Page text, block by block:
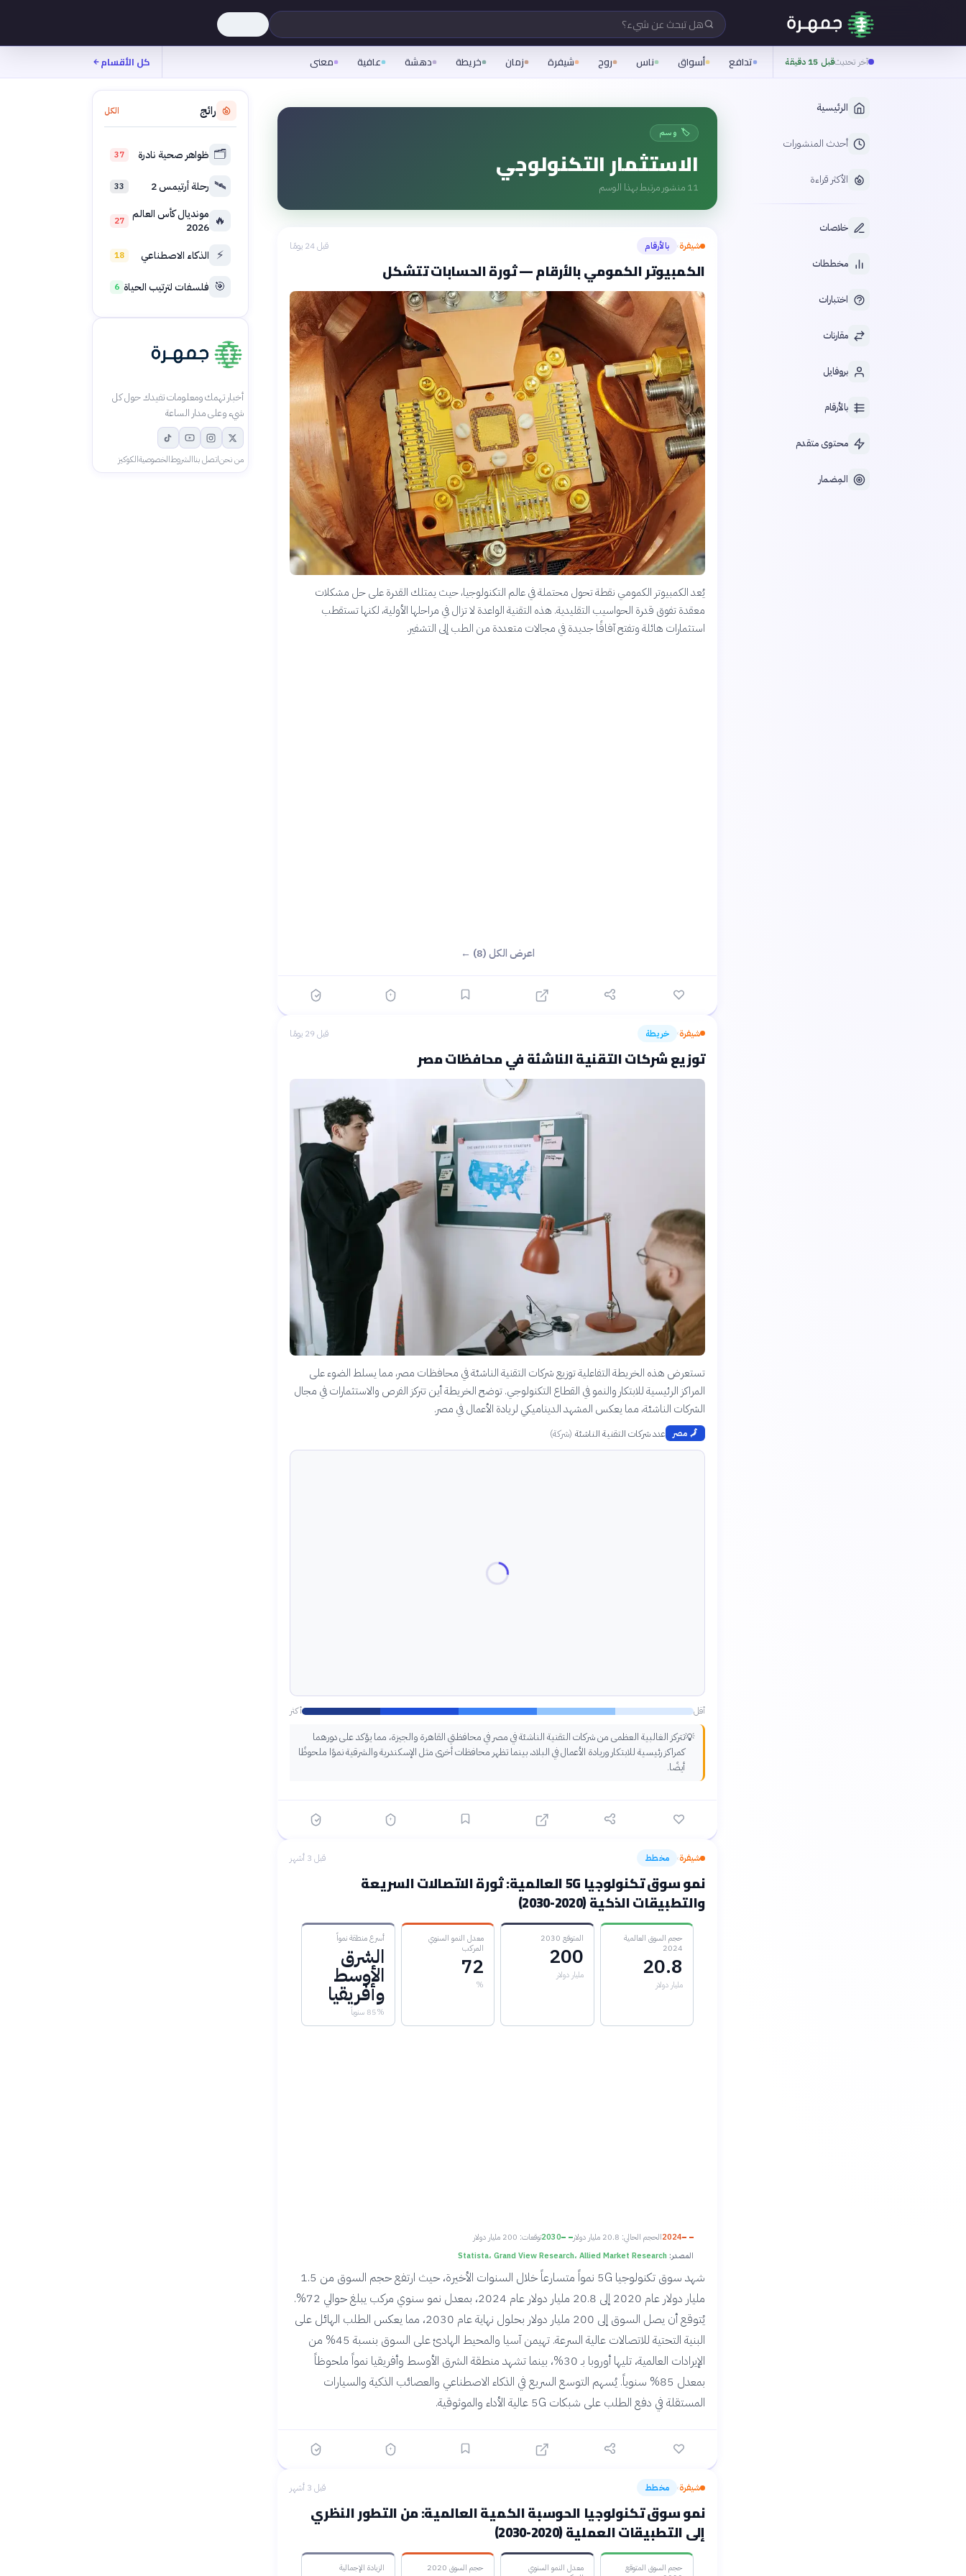
هل تبحث عن شيء؟
آخر تحديثقبل 15 دقيقة تدافع أسواق ناس روح شيفرة زمان خريطة دهشة عافية معنى كل الأقسام
الرئيسية
أحدث المنشورات
الأكثر قراءة
خلاصات
مخططات
اختبارات
مقارنات
بروفايل
بالأرقام
محتوى متقدم
المِضمار
🏷️ وسم
الاستثمار التكنولوجي
11 منشور مرتبط بهذا الوسم
شيفرة› بالأرقام قبل 24 يومًا
الكمبيوتر الكمومي بالأرقام — ثورة الحسابات تتشكل
يُعد الكمبيوتر الكمومي نقطة تحول محتملة في عالم التكنولوجيا، حيث يمتلك القدرة على حل مشكلات
معقدة تفوق قدرة الحواسيب التقليدية. هذه التقنية الواعدة لا تزال في مراحلها الأولية، لكنها تستقطب
استثمارات هائلة وتفتح آفاقًا جديدة في مجالات متعددة من الطب إلى التشفير.
اعرض الكل (8) ←
شيفرة› خريطة قبل 29 يومًا
توزيع شركات التقنية الناشئة في محافظات مصر
تستعرض هذه الخريطة التفاعلية توزيع شركات التقنية الناشئة في محافظات مصر، مما يسلط الضوء على
المراكز الرئيسية للابتكار والنمو في القطاع التكنولوجي. توضح الخريطة أين تتركز الفرص والاستثمارات في مجال
الشركات الناشئة، مما يعكس المشهد الديناميكي لريادة الأعمال في مصر.
🗾 مصر عدد شركات التقنية الناشئة (شركة)
أقل أكثر
💡تتركز الغالبية العظمى من شركات التقنية الناشئة في مصر في محافظتي القاهرة والجيزة، مما يؤكد على دورهما
كمراكز رئيسية للابتكار وريادة الأعمال في البلاد، بينما تظهر محافظات أخرى مثل الإسكندرية والشرقية نموًا ملحوظًا
أيضًا.
شيفرة› مخطط قبل 3 أشهر
نمو سوق تكنولوجيا 5G العالمية: ثورة الاتصالات السريعة
والتطبيقات الذكية (2020-2030)
حجم السوق العالمية
2024
20.8
مليار دولار
المتوقع 2030
200
مليار دولار
معدل النمو السنوي
المركب
72
%
أسرع منطقة نمواً
الشرق
الأوسط
وأفريقيا
85% سنوياً
2024الحجم الحالي: 20.8 مليار دولار 2030توقعات: 200 مليار دولار
المصدر: Statista، Grand View Research، Allied Market Research
شهد سوق تكنولوجيا 5G نمواً متسارعاً خلال السنوات الأخيرة، حيث ارتفع حجم السوق من 1.5
مليار دولار عام 2020 إلى 20.8 مليار دولار عام 2024، بمعدل نمو سنوي مركب يبلغ حوالي 72%.
يُتوقع أن يصل السوق إلى 200 مليار دولار بحلول نهاية عام 2030، مما يعكس الطلب الهائل على
البنية التحتية للاتصالات عالية السرعة. تهيمن آسيا والمحيط الهادئ على السوق بنسبة 45% من
الإيرادات العالمية، تليها أوروبا بـ 30%، بينما تشهد منطقة الشرق الأوسط وأفريقيا نمواً ملحوظاً
بمعدل 85% سنوياً. يُسهم التوسع السريع في الذكاء الاصطناعي والعصائب الذكية والسيارات
المستقلة في دفع الطلب على شبكات 5G عالية الأداء والموثوقية.
شيفرة› مخطط قبل 3 أشهر
نمو سوق تكنولوجيا الحوسبة الكمية العالمية: من التطور النظري
إلى التطبيقات العملية (2020-2030)
حجم السوق المتوقع
معدل النمو السنوي
حجم السوق 2020 الزيادة الإجمالية
رائج الكل
🗂️ ظواهر صحية نادرة 37
🛰️ رحلة أرتيمس 2 33
🔥 مونديال كأس العالم
2026
27
⚡ الذكاء الاصطناعي 18
🎯 فلسفات لترتيب الحياة 6
أخبار تهمك ومعلومات تفيدك حول كل
شيء وعلى مدار الساعة
من نحناتصل بناالشروطالخصوصيةالكوكيز